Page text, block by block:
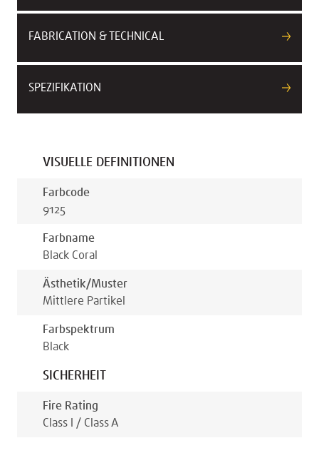
FABRICATION & TECHNICAL
SPEZIFIKATION
VISUELLE DEFINITIONEN
Farbcode
9125
Farbname
Black Coral
Ästhetik/muster
Mittlere Partikel
Farbspektrum
Black
SICHERHEIT
Fire Rating
Class I / Class A